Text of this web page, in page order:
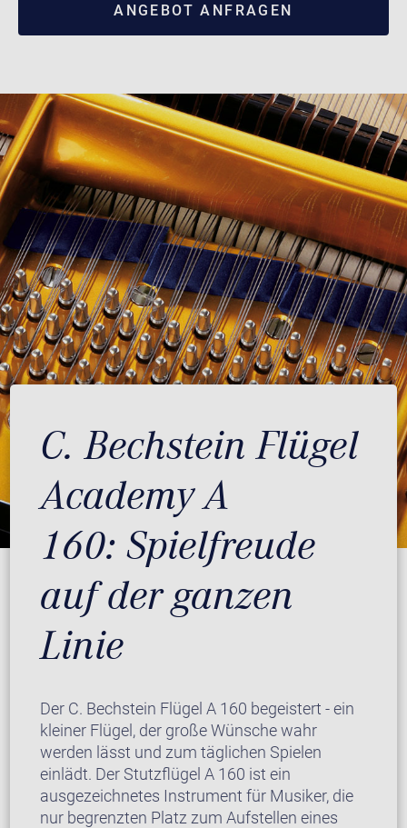
ANGEBOT ANFRAGEN
C. Bechstein Flügel
Academy A
160: Spielfreude
auf der ganzen
Linie
Der C. Bechstein Flügel A 160 begeistert - ein
kleiner Flügel, der große Wünsche wahr
werden lässt und zum täglichen Spielen
einlädt. Der Stutzflügel A 160 ist ein
ausgezeichnetes Instrument für Musiker, die
nur begrenzten Platz zum Aufstellen eines